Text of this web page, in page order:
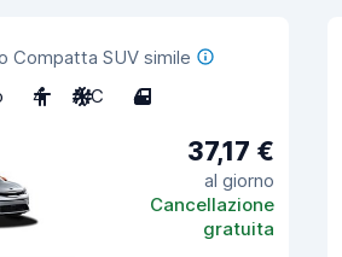
Compatta SUV simile
4 A/C 4
37,17 €
al giorno
Cancellazione
gratuita